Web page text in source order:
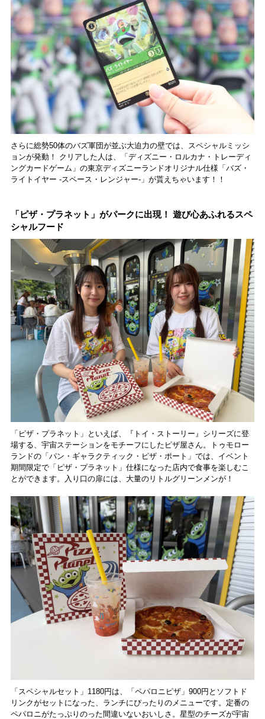
さらに総勢50体のバズ軍団が並ぶ大迫力の壁では、スペシャルミッシ
ョンが発動！ クリアした人は、「ディズニー・ロルカナ・トレーディ
ングカードゲーム」の東京ディズニーランドオリジナル仕様「バズ・
ライトイヤー -スペース・レンジャー-」が貰えちゃいます！！
「ピザ・プラネット」がパークに出現！ 遊び心あふれるスペ
シャルフード
「ピザ・プラネット」といえば、『トイ・ストーリー』シリーズに登
場する、宇宙ステーションをモチーフにしたピザ屋さん。トゥモロー
ランドの「パン・ギャラクティック・ピザ・ポート」では、イベント
期間限定で「ピザ・プラネット」仕様になった店内で食事を楽しむこ
とができます。入り口の扉には、大量のリトルグリーンメンが！
「スペシャルセット」1180円は、「ペパロニピザ」900円とソフトド
リンクがセットになった、ランチにぴったりのメニューです。定番の
ペパロニがたっぷりのった間違いないおいしさ。星型のチーズが宇宙